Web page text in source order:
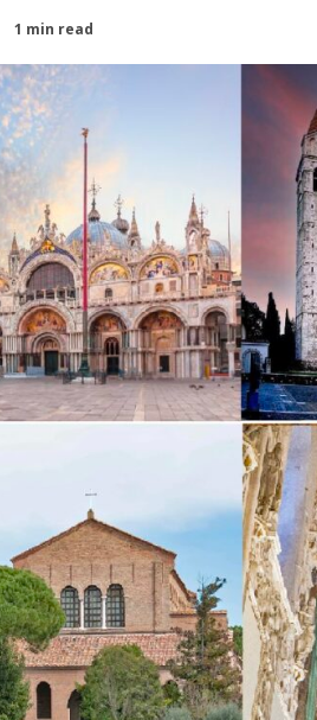
1 min read